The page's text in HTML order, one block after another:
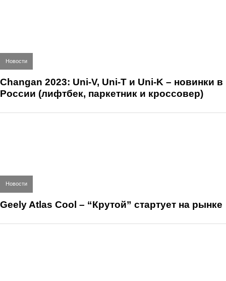
Новости
Changan 2023: Uni-V, Uni-T и Uni-K – новинки в
России (лифтбек, паркетник и кроссовер)
Новости
Geely Atlas Cool – “Крутой” стартует на рынке